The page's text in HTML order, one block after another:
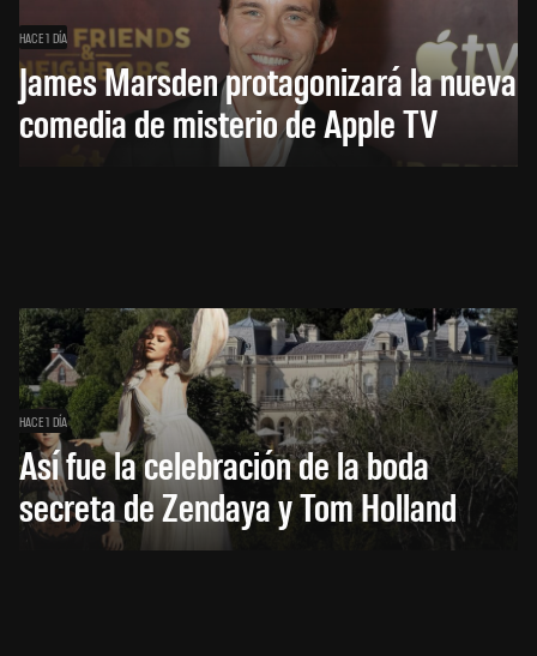
HACE 1 DÍA
James Marsden protagonizará la nueva
comedia de misterio de Apple TV
HACE 1 DÍA
Así fue la celebración de la boda
secreta de Zendaya y Tom Holland